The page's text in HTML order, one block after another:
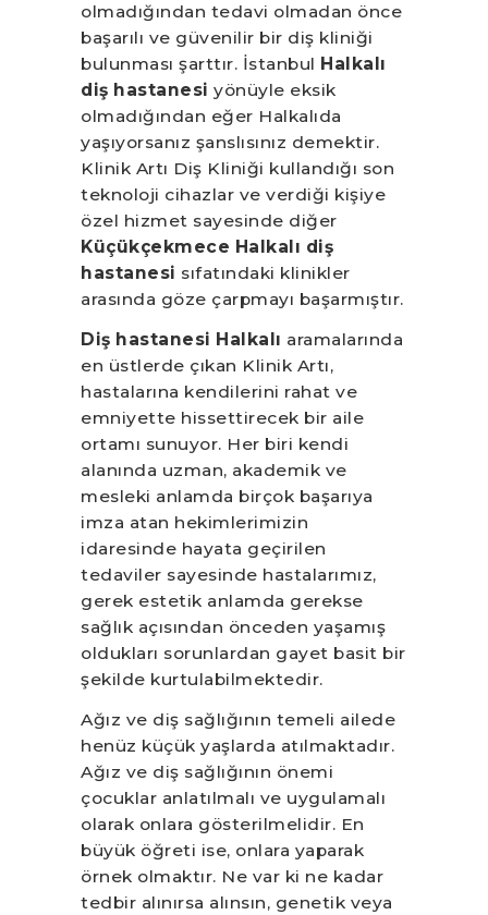
olmadığından tedavi olmadan önce
başarılı ve güvenilir bir diş kliniği
bulunması şarttır. İstanbul Halkalı
diş hastanesi yönüyle eksik
olmadığından eğer Halkalıda
yaşıyorsanız şanslısınız demektir.
Klinik Artı Diş Kliniği kullandığı son
teknoloji cihazlar ve verdiği kişiye
özel hizmet sayesinde diğer
Küçükçekmece Halkalı diş
hastanesi sıfatındaki klinikler
arasında göze çarpmayı başarmıştır.
Diş hastanesi Halkalı aramalarında
en üstlerde çıkan Klinik Artı,
hastalarına kendilerini rahat ve
emniyette hissettirecek bir aile
ortamı sunuyor. Her biri kendi
alanında uzman, akademik ve
mesleki anlamda birçok başarıya
imza atan hekimlerimizin
idaresinde hayata geçirilen
tedaviler sayesinde hastalarımız,
gerek estetik anlamda gerekse
sağlık açısından önceden yaşamış
oldukları sorunlardan gayet basit bir
şekilde kurtulabilmektedir.
Ağız ve diş sağlığının temeli ailede
henüz küçük yaşlarda atılmaktadır.
Ağız ve diş sağlığının önemi
çocuklar anlatılmalı ve uygulamalı
olarak onlara gösterilmelidir. En
büyük öğreti ise, onlara yaparak
örnek olmaktır. Ne var ki ne kadar
tedbir alınırsa alınsın, genetik veya